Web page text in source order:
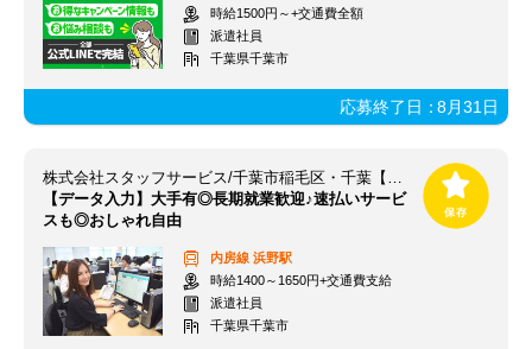
時給1500円～+交通費全額
派遣社員
千葉県千葉市
応募終了日：8月31日
株式会社スタッフサービス/千葉市稲毛区・千葉【浜野駅】
【データ入力】大手有◎長期就業歓迎♪速払いサービ
スも◎おしゃれ自由
内房線 浜野駅
時給1400～1650円+交通費支給
派遣社員
千葉県千葉市